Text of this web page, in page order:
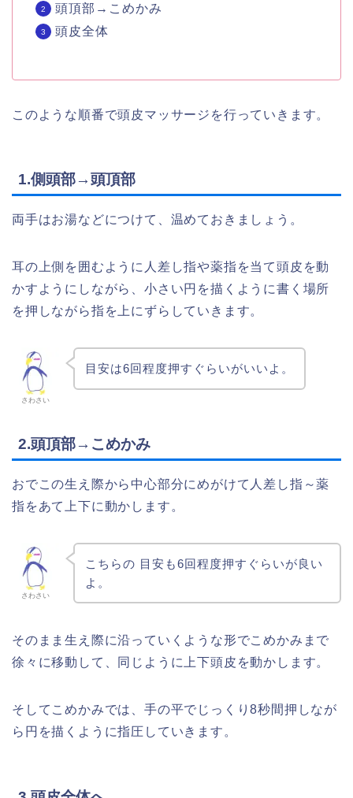
頭頂部→こめかみ
頭皮全体
このような順番で頭皮マッサージを行っていきます。
1.側頭部→頭頂部
両手はお湯などにつけて、温めておきましょう。
耳の上側を囲むように人差し指や薬指を当て頭皮を動
かすようにしながら、小さい円を描くように書く場所
を押しながら指を上にずらしていきます。
さわさい
目安は6回程度押すぐらいがいいよ。
2.頭頂部→こめかみ
おでこの生え際から中心部分にめがけて人差し指～薬
指をあて上下に動かします。
さわさい
こちらの 目安も6回程度押すぐらいが良い
よ。
そのまま生え際に沿っていくような形でこめかみまで
徐々に移動して、同じように上下頭皮を動かします。
そしてこめかみでは、手の平でじっくり8秒間押しなが
ら円を描くように指圧していきます。